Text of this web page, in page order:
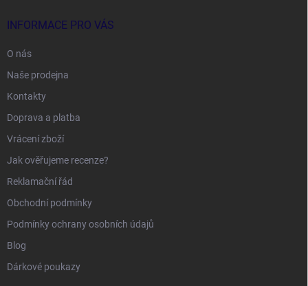
INFORMACE PRO VÁS
O nás
Naše prodejna
Kontakty
Doprava a platba
Vrácení zboží
Jak ověřujeme recenze?
Reklamační řád
Obchodní podmínky
Podmínky ochrany osobních údajů
Blog
Dárkové poukazy